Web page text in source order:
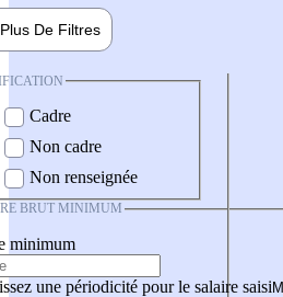
Plus De Filtres
Cadre
Non cadre
Non renseignée
BRUT MINIMUM
minimum
une périodicité pour le salaire saisi